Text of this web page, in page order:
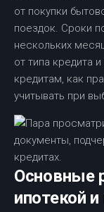
от покупки
поездок. Сроки
нескольких
от типа кредита
кредитам, как
учитывать при
Основные
ипотекой